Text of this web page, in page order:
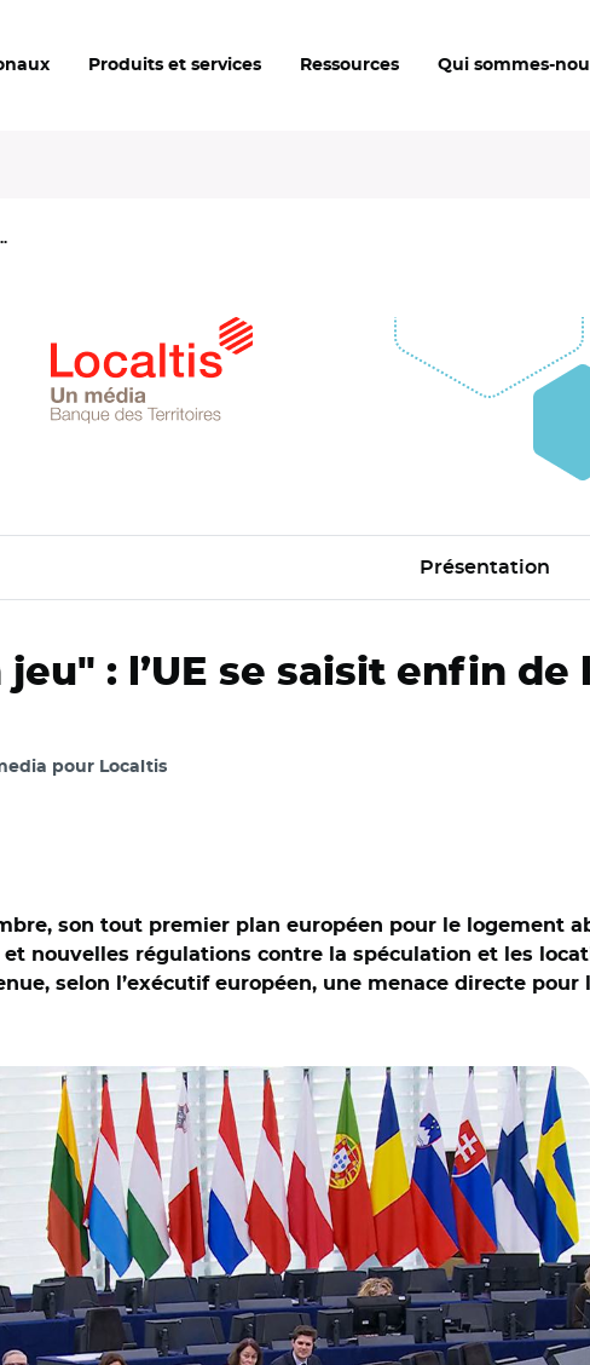
Produits et services Ressources Qui sommes-
Présentation
: l’UE se saisit enfin de
pour Localtis
son tout premier plan européen pour le logement
nouvelles régulations contre la spéculation et les
selon l’exécutif européen, une menace directe pour